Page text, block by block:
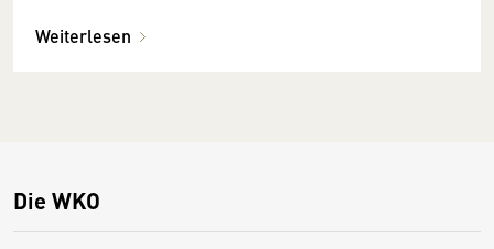
Weiterlesen
Die WKO